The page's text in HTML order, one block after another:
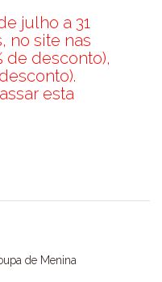
julho a 31
no site nas
de desconto),
esta
de Menina